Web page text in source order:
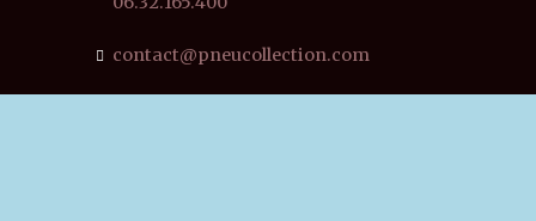
contact@pneucollection.com